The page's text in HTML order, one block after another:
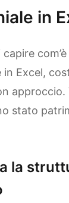
in
Excel,
approccio.
stato
la